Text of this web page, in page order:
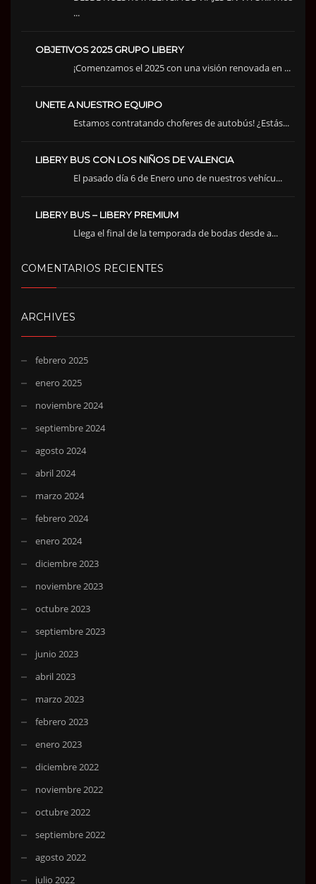
...
OBJETIVOS 2025 GRUPO LIBERY
¡Comenzamos el 2025 con una visión renovada en ...
UNETE A NUESTRO EQUIPO
Estamos contratando choferes de autobús! ¿Estás...
LIBERY BUS CON LOS NIÑOS DE VALENCIA
El pasado día 6 de Enero uno de nuestros vehícu...
LIBERY BUS – LIBERY PREMIUM
Llega el final de la temporada de bodas desde a...
COMENTARIOS RECIENTES
ARCHIVES
febrero 2025
enero 2025
noviembre 2024
septiembre 2024
agosto 2024
abril 2024
marzo 2024
febrero 2024
enero 2024
diciembre 2023
noviembre 2023
octubre 2023
septiembre 2023
junio 2023
abril 2023
marzo 2023
febrero 2023
enero 2023
diciembre 2022
noviembre 2022
octubre 2022
septiembre 2022
agosto 2022
julio 2022